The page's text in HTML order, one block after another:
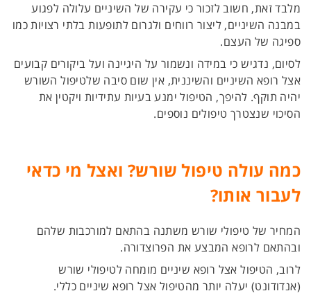
מלבד זאת, חשוב לזכור כי עקירה של השיניים עלולה לפגוע
במבנה השיניים, ליצור רווחים ולגרום לתופעות בלתי רצויות כמו
ספיגה של העצם.
לסיום, נדגיש כי במידה ונשמור על היגיינה ועל ביקורים קבועים
אצל רופא השיניים והשיננית, אין שום סיבה שלטיפול השורש
יהיה תוקף. להיפך, הטיפול ימנע בעיות עתידיות ויקטין את
הסיכוי שנצטרך טיפולים נוספים.
כמה עולה טיפול שורש? ואצל מי כדאי
לעבור אותו?
המחיר של טיפולי שורש משתנה בהתאם למורכבות שלהם
ובהתאם לרופא המבצע את הפרוצדורה.
לרוב, הטיפול אצל רופא שיניים מומחה לטיפולי שורש
(אנדודונט) יעלה יותר מהטיפול אצל רופא שיניים כללי.